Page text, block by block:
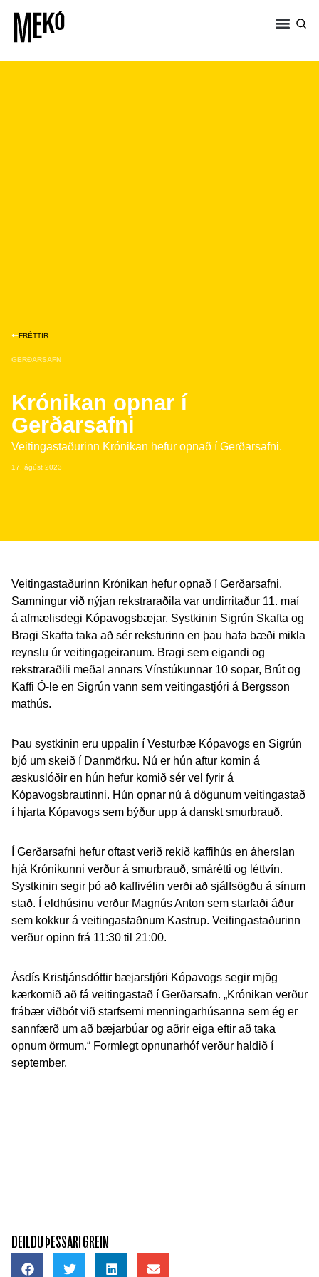
FRÉTTIR
GERÐARSAFN
Krónikan opnar í
Gerðarsafni
Veitingastaðurinn Krónikan hefur opnað í Gerðarsafni.
17. ágúst 2023
Veitingastaðurinn Krónikan hefur opnað í Gerðarsafni.
Samningur við nýjan rekstraraðila var undirritaður 11. maí
á afmælisdegi Kópavogsbæjar. Systkinin Sigrún Skafta og
Bragi Skafta taka að sér reksturinn en þau hafa bæði mikla
reynslu úr veitingageiranum. Bragi sem eigandi og
rekstraraðili meðal annars Vínstúkunnar 10 sopar, Brút og
Kaffi Ó-le en Sigrún vann sem veitingastjóri á Bergsson
mathús.
Þau systkinin eru uppalin í Vesturbæ Kópavogs en Sigrún
bjó um skeið í Danmörku. Nú er hún aftur komin á
æskuslóðir en hún hefur komið sér vel fyrir á
Kópavogsbrautinni. Hún opnar nú á dögunum veitingastað
í hjarta Kópavogs sem býður upp á danskt smurbrauð.
Í Gerðarsafni hefur oftast verið rekið kaffihús en áherslan
hjá Krónikunni verður á smurbrauð, smárétti og léttvín.
Systkinin segir þó að kaffivélin verði að sjálfsögðu á sínum
stað. Í eldhúsinu verður Magnús Anton sem starfaði áður
sem kokkur á veitingastaðnum Kastrup. Veitingastaðurinn
verður opinn frá 11:30 til 21:00.
Ásdís Kristjánsdóttir bæjarstjóri Kópavogs segir mjög
kærkomið að fá veitingastað í Gerðarsafn. „Krónikan verður
frábær viðbót við starfsemi menningarhúsanna sem ég er
sannfærð um að bæjarbúar og aðrir eiga eftir að taka
opnum örmum.“ Formlegt opnunarhóf verður haldið í
september.
DEILDU ÞESSARI GREIN